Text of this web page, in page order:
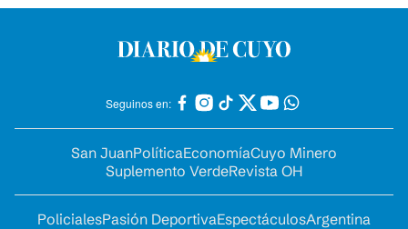
Seguinos en:
San JuanPolíticaEconomíaCuyo Minero
Suplemento VerdeRevista OH
PolicialesPasión DeportivaEspectáculosArgentina